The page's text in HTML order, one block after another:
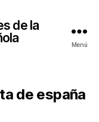
de la
Menú
de españa